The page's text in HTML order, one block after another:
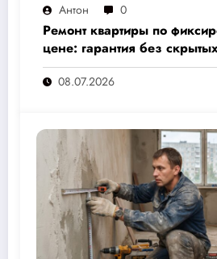
Антон 0
Ремонт квартиры по
цене: гарантия без
переплат
08.07.2026